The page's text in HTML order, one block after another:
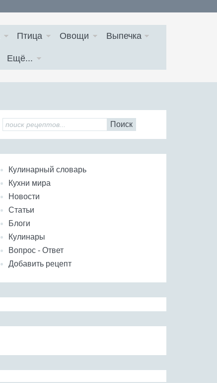
Птица Овощи Выпечка
Ещё...
Поиск
Кулинарный словарь
Кухни мира
Новости
Статьи
Блоги
Кулинары
Вопрос - Ответ
Добавить рецепт